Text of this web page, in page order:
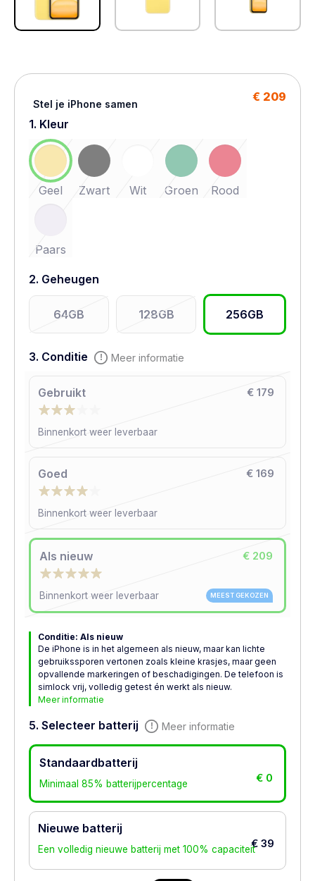
Stel je iPhone samen
€ 209
1. Kleur
Geel Zwart Wit Groen Rood
Paars
2. Geheugen
64GB 128GB 256GB
3. Conditie Meer informatie
Gebruikt € 179
Binnenkort weer leverbaar
Goed € 169
Binnenkort weer leverbaar
Als nieuw
MEEST GEKOZEN
€ 209
Binnenkort weer leverbaar
Conditie: Als nieuw
De iPhone is in het algemeen als nieuw, maar kan lichte
gebruikssporen vertonen zoals kleine krasjes, maar geen
opvallende markeringen of beschadigingen. De telefoon is
simlock vrij, volledig getest én werkt als nieuw.
Meer informatie
5. Selecteer batterij Meer informatie
Standaardbatterij
€ 0
Minimaal 85% batterijpercentage
Nieuwe batterij
€ 39
Een volledig nieuwe batterij met 100% capaciteit